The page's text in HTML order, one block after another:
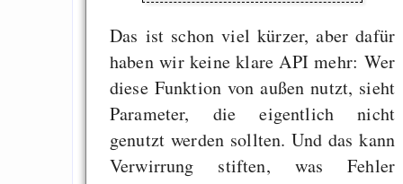
Das ist schon viel kürzer, aber dafür
haben wir keine klare API mehr: Wer
diese Funktion von außen nutzt, sieht
Parameter, die eigentlich nicht
genutzt werden sollten. Und das kann
Verwirrung stiften, was Fehler